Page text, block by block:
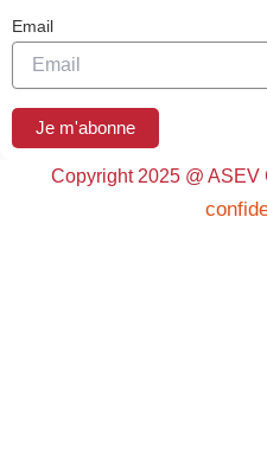
Email
Je m'abonne
Copyright 2025 @ ASEV